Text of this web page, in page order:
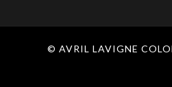
© AVRIL LAVIGNE